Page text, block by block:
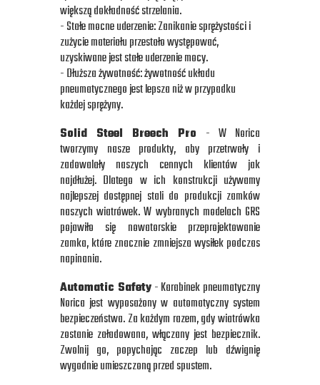
większą dokładność strzelania.
- Stałe mocne uderzenie: Zanikanie sprężystości i
zużycie materiału przestało występować,
uzyskiwane jest stałe uderzenie mocy.
- Dłuższa żywotność: żywotność układu
pneumatycznego jest lepsza niż w przypadku
każdej sprężyny.
Solid Steel Breech Pro - W Norica
tworzymy nasze produkty, aby przetrwały i
zadowalały naszych cennych klientów jak
najdłużej. Dlatego w ich konstrukcji używamy
najlepszej dostępnej stali do produkcji zamków
naszych wiatrówek. W wybranych modelach GRS
pojawiło się nowatorskie przeprojektowanie
zamka, które znacznie zmniejsza wysiłek podczas
napinania.
Automatic Safety- Karabinek pneumatyczny
Norica jest wyposażony w automatyczny system
bezpieczeństwa. Za każdym razem, gdy wiatrówka
zostanie załadowana, włączany jest bezpiecznik.
Zwolnij go, popychając zaczep lub dźwignię
wygodnie umieszczoną przed spustem.